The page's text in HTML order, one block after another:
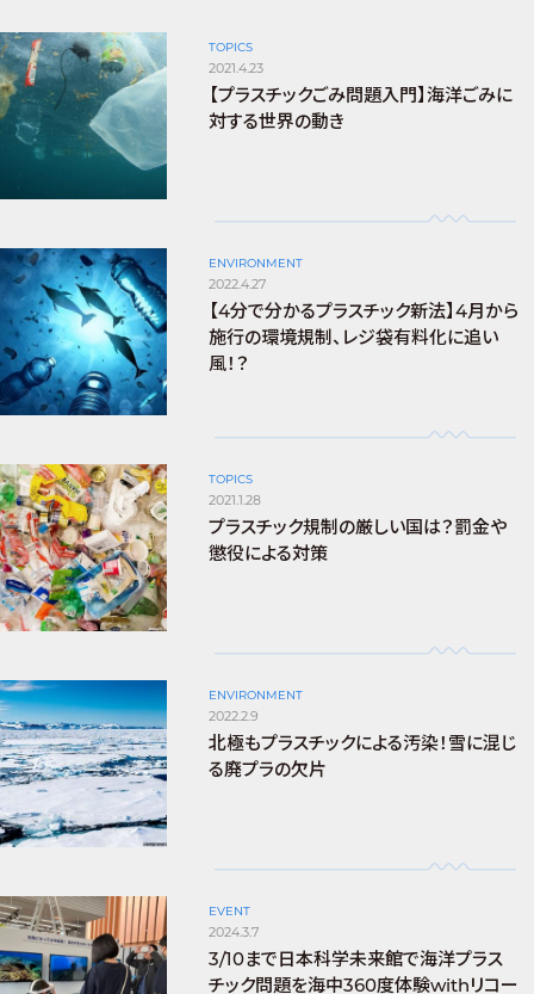
TOPICS
2021.4.23
【プラスチックごみ問題入門】海洋ごみに
対する世界の動き
ENVIRONMENT
2022.4.27
【4分で分かるプラスチック新法】4月から
施行の環境規制、レジ袋有料化に追い
風！？
TOPICS
2021.1.28
プラスチック規制の厳しい国は？罰金や
懲役による対策
ENVIRONMENT
2022.2.9
北極もプラスチックによる汚染！雪に混じ
る廃プラの欠片
EVENT
2024.3.7
3/10まで日本科学未来館で海洋プラス
チック問題を海中360度体験withリコー